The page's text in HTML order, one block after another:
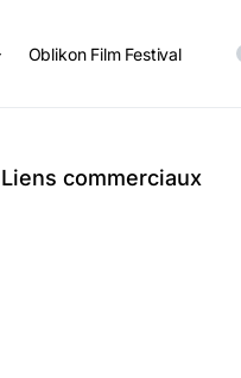
Oblikon Film Festival
Liens commerciaux